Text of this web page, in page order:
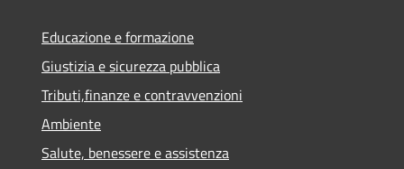
Educazione e formazione
Giustizia e sicurezza pubblica
Tributi,finanze e contravvenzioni
Ambiente
Salute, benessere e assistenza